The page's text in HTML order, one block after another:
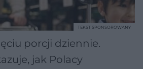
porcji dziennie.
jak Polacy
TEKST SPONSOROWANY